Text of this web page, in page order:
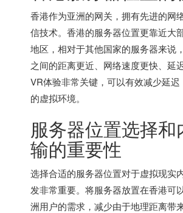
香港作为亚洲的网关，拥有先进的网
信技术。香港的服务器位置更靠近大
地区，相对于其他国家的服务器来说
之间的距离更近、网络速度更快、延
VR体验非常关键，可以有效减少延迟
的虚拟环境。
服务器位置选择和
输的重要性
选择合适的服务器位置对于虚拟现实
发非常重要。将服务器放置在香港可
洲用户的需求，减少由于地理距离带